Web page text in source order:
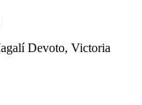
Devoto, Victoria